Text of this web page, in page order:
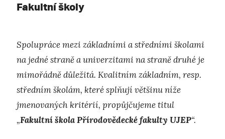
Fakultní školy
Spolupráce mezi základními a středními školami
na jedné straně a univerzitami na straně druhé je
mimořádně důležitá. Kvalitním základním, resp.
středním školám, které splňují většinu níže
jmenovaných kritérií, propůjčujeme titul
„Fakultní škola Přírodovědecké fakulty UJEP“.